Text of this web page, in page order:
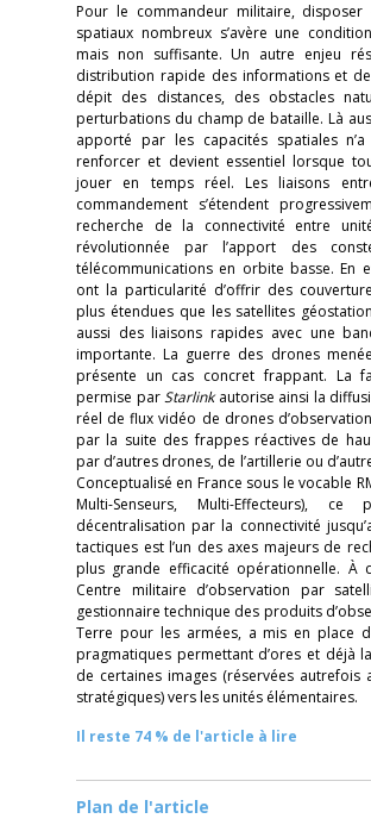
Pour le commandeur militaire, disposer
spatiaux nombreux s’avère une
mais non suffisante. Un autre enjeu
distribution rapide des informations et
dépit des distances, des obstacles
perturbations du champ de bataille. Là
apporté par les capacités spatiales
renforcer et devient essentiel lorsque
jouer en temps réel. Les liaisons
commandement s’étendent
recherche de la connectivité entre
révolutionnée par l’apport des
télécommunications en orbite basse. En
ont la particularité d’offrir des
plus étendues que les satellites
aussi des liaisons rapides avec une
importante. La guerre des drones
présente un cas concret frappant. La
permise parStarlinkautorise ainsi la
réel de flux vidéo de drones
par la suite des frappes réactives de
par d’autres drones, de l’artillerie ou
Conceptualisé en France sous le vocable
Multi-Senseurs, Multi-Effecteurs), ce
décentralisation par la connectivité
tactiques est l’un des axes majeurs de
plus grande efficacité opérationnelle. À
Centre militaire d’observation par
gestionnaire technique des produits
Terre pour les armées, a mis en place
pragmatiques permettant d’ores et déjà
de certaines images (réservées autrefois
stratégiques) vers les unités élémentaires.
Il reste 74 % de l'article à lire
Plan de l'article